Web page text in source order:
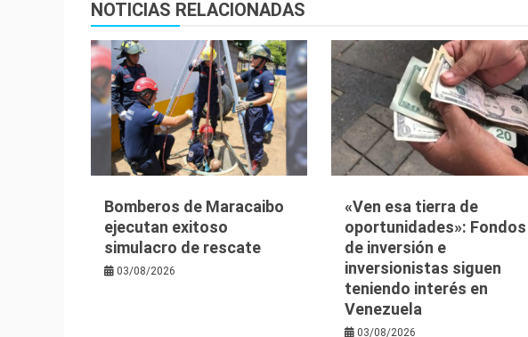
NOTICIAS RELACIONADAS
Bomberos de Maracaibo
ejecutan exitoso
simulacro de rescate
03/08/2026
«Ven esa tierra de
oportunidades»: Fondos
de inversión e
inversionistas siguen
teniendo interés en
Venezuela
03/08/2026